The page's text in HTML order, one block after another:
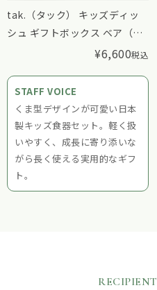
tak.（タック） キッズディッ
シュ ギフトボックス ベア（カ
¥6,600税込
STAFF VOICE
くま型デザインが可愛い日本
製キッズ食器セット。軽く扱
いやすく、成長に寄り添いな
がら長く使える実用的なギフ
ト。
RECIPIENT